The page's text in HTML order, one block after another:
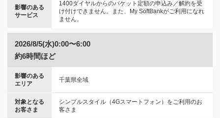
影響のある
サービス
1400ダイヤルからのパケット定額の申込み／解約を受
け付けできません。また、My SoftBankがご利用になれ
ません。
2026/8/5(水)0:00〜6:00
約6時間ほど
影響のある
エリア
千葉県全域
対象となる
お客さま
シンプルスタイル（4Gスマートフォン）をご利用のお
客さま